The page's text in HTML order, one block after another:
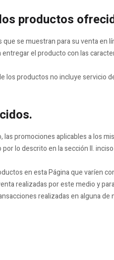
productos
se muestran para su venta en
el producto con las
los productos no incluye
promociones aplicables a los
lo descrito en la sección II.
en esta Página que varíen
realizadas por este medio y
realizadas en alguna